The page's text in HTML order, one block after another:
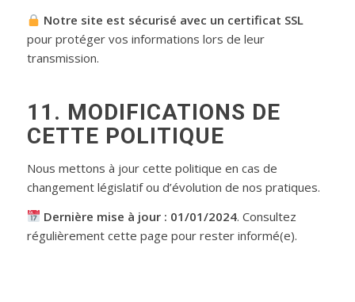
Notre site est sécurisé avec un certificat SSL
pour protéger vos informations lors de leur
transmission.
11. MODIFICATIONS DE
CETTE POLITIQUE
Nous mettons à jour cette politique en cas de
changement législatif ou d’évolution de nos pratiques.
Dernière mise à jour : 01/01/2024. Consultez
régulièrement cette page pour rester informé(e).